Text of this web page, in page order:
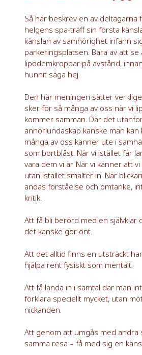
Så här beskrev en av deltagarna
helgens spa-träff sin första
känslan av samhörighet infann
parkeringsplatsen. Bara av att se
lipödemkroppar på avstånd,
hunnit säga hej.
Den här meningen sätter
sker för så många av oss när vi
kommer samman. Där det
annorlundaskap kanske man kan
många av oss känner ute i
som bortblåst. När vi istället får
vara dem vi är. När vi känner att
utan istället smälter in. När
andas förståelse och omtanke,
kritik.
Att få bli berörd med en självklar
det kanske gör ont.
Att det alltid finns en utsträckt
hjälpa rent fysiskt som mentalt.
Att få landa in i samtal där man
förklara speciellt mycket, utan
nickanden.
Att genom att umgås med
samma resa – få med sig en